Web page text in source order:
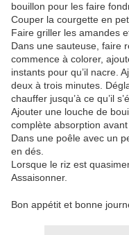
bouillon pour les faire
Couper la courgette en
Faire griller les amandes
Dans une sauteuse, faire
commence à colorer,
instants pour qu’il nacre.
deux à trois minutes.
chauffer jusqu’à ce qu’il
Ajouter une louche de
complète absorption
Dans une poêle avec un
en dés.
Lorsque le riz est
Assaisonner.
Bon appétit et bonne